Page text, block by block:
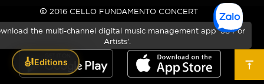
2016 CELLO FUNDAMENTO CONCERT
the multi-channel digital music management app '3S For
Artists'.
🎻Editions